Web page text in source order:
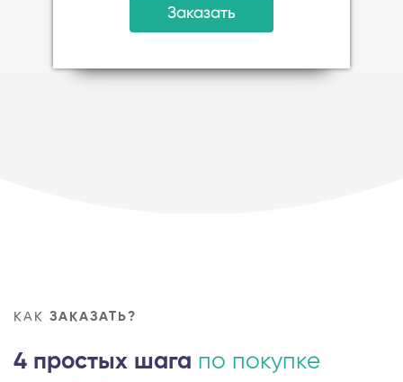
Заказать
КАК ЗАКАЗАТЬ?
4 простых шага по покупке